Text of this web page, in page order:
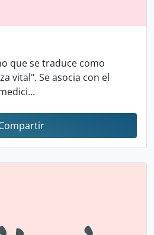
que se traduce como
vital". Se asocia con el